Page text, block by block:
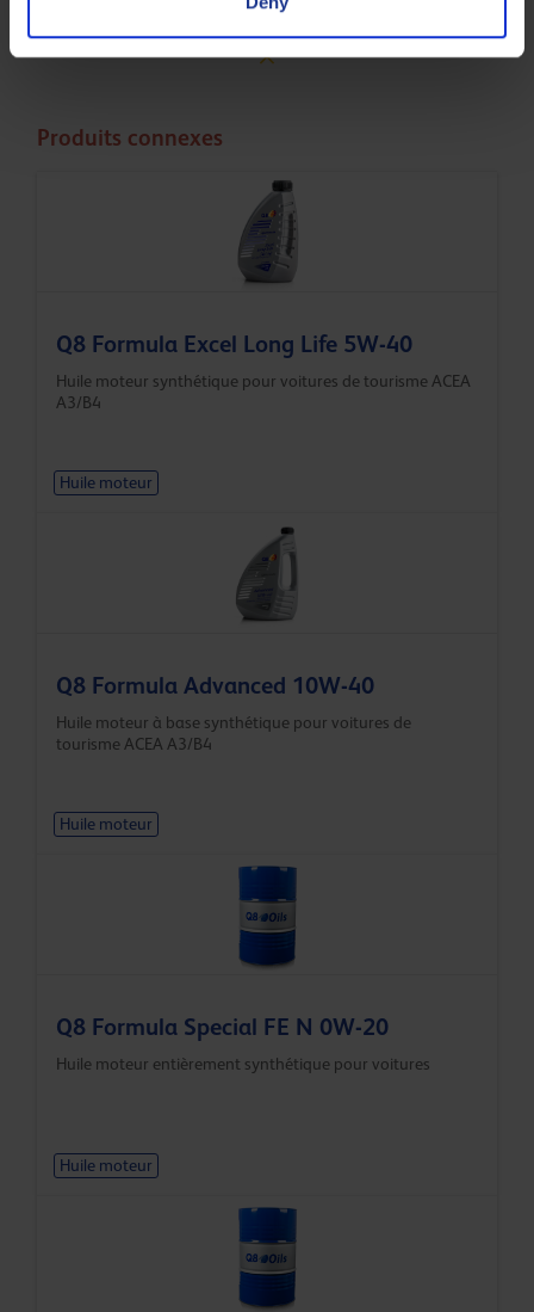
Produits connexes
Q8 Formula Excel Long Life 5W-40
Huile moteur synthétique pour voitures de tourisme ACEA
A3/B4
Huile moteur
Q8 Formula Advanced 10W-40
Huile moteur à base synthétique pour voitures de
tourisme ACEA A3/B4
Huile moteur
Q8 Formula Special FE N 0W-20
Huile moteur entièrement synthétique pour voitures
Huile moteur